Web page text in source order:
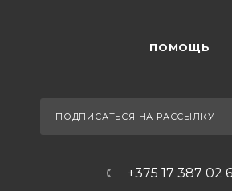
ПОМОЩЬ
ПОДПИСАТЬСЯ НА РАССЫЛКУ
+375 17 387 02